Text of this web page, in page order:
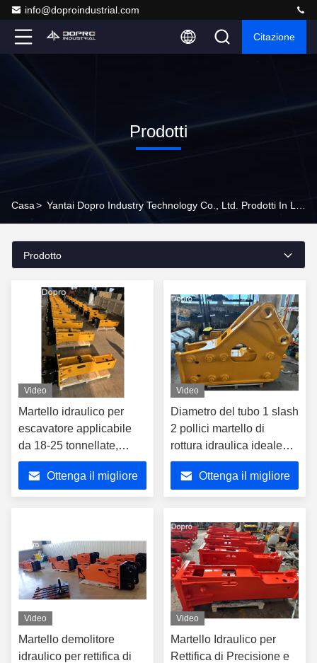
info@doproindustrial.com
Citazione
Prodotti
Casa>
Prodotto
Video
Martello idraulico per
escavatore applicabile
da 18-25 tonnellate,
diametro tubo idraulico
12 pollici, costruzione
durevole, adatto per
Ottenga il migliore
Video
Diametro del tubo 1 slash
2 pollici martello di
rottura idraulica ideale
per portatori da 18 a 25
tonnellateOttenga il migliore
Video
Martello demolitore
idraulico per rettifica di
Video
Martello Idraulico per
Rettifica di Precisione e